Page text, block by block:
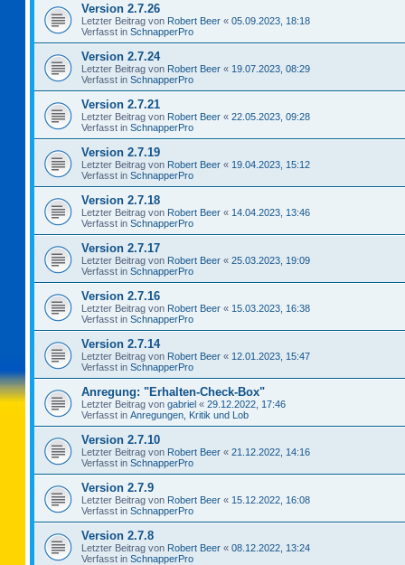
Version 2.7.26
Letzter Beitrag von Robert Beer « 05.09.2023, 18:18
Verfasst in SchnapperPro
Version 2.7.24
Letzter Beitrag von Robert Beer « 19.07.2023, 08:29
Verfasst in SchnapperPro
Version 2.7.21
Letzter Beitrag von Robert Beer « 22.05.2023, 09:28
Verfasst in SchnapperPro
Version 2.7.19
Letzter Beitrag von Robert Beer « 19.04.2023, 15:12
Verfasst in SchnapperPro
Version 2.7.18
Letzter Beitrag von Robert Beer « 14.04.2023, 13:46
Verfasst in SchnapperPro
Version 2.7.17
Letzter Beitrag von Robert Beer « 25.03.2023, 19:09
Verfasst in SchnapperPro
Version 2.7.16
Letzter Beitrag von Robert Beer « 15.03.2023, 16:38
Verfasst in SchnapperPro
Version 2.7.14
Letzter Beitrag von Robert Beer « 12.01.2023, 15:47
Verfasst in SchnapperPro
Anregung: "Erhalten-Check-Box"
Letzter Beitrag von gabriel « 29.12.2022, 17:46
Verfasst in Anregungen, Kritik und Lob
Version 2.7.10
Letzter Beitrag von Robert Beer « 21.12.2022, 14:16
Verfasst in SchnapperPro
Version 2.7.9
Letzter Beitrag von Robert Beer « 15.12.2022, 16:08
Verfasst in SchnapperPro
Version 2.7.8
Letzter Beitrag von Robert Beer « 08.12.2022, 13:24
Verfasst in SchnapperPro